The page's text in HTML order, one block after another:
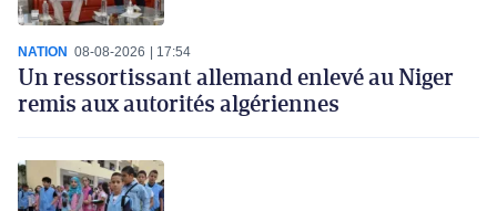
NATION 08-08-2026 17:54
Un ressortissant allemand enlevé au Niger
remis aux autorités algériennes